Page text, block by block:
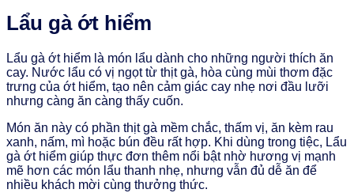
Lẩu gà ớt hiểm
Lẩu gà ớt hiểm là món lẩu dành cho những người thích ăn
cay. Nước lẩu có vị ngọt từ thịt gà, hòa cùng mùi thơm đặc
trưng của ớt hiểm, tạo nên cảm giác cay nhẹ nơi đầu lưỡi
nhưng càng ăn càng thấy cuốn.
Món ăn này có phần thịt gà mềm chắc, thấm vị, ăn kèm rau
xanh, nấm, mì hoặc bún đều rất hợp. Khi dùng trong tiệc, Lẩu
gà ớt hiểm giúp thực đơn thêm nổi bật nhờ hương vị mạnh
mẽ hơn các món lẩu thanh nhẹ, nhưng vẫn đủ dễ ăn để
nhiều khách mời cùng thưởng thức.